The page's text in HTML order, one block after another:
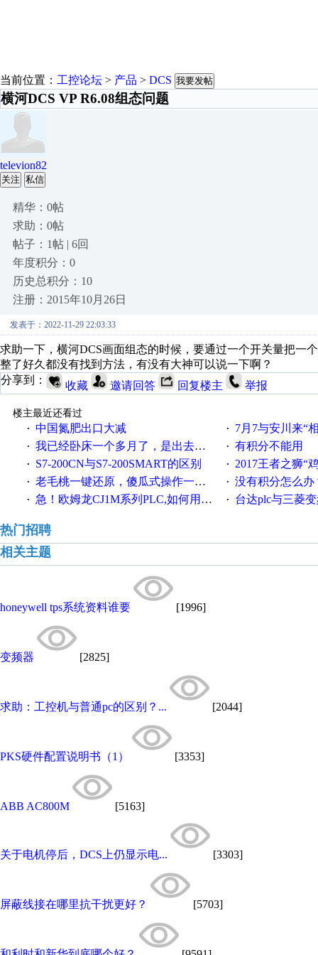
当前位置： 工控论坛 > 产品 > DCS 我要发帖
横河DCS VP R6.08组态问题
televion82
关注 私信
精华：0帖
求助：0帖
帖子：1帖 | 6回
年度积分：0
历史总积分：10
注册：2015年10月26日
发表于：2022-11-29 22:03:33
求助一下，横河DCS画面组态的时候，要通过一个开关量把一
整了好久都没有找到方法，有没有大神可以说一下啊？
分享到：
收藏 邀请回答 回复楼主 举报
楼主最近还看过
· 中国氮肥出口大减 · 7月7与安川来“
· 我已经卧床一个多月了，是出去安装机械手在高速遭遇车祸所致:大家工作都要特别注意啊 · 有积分不能用
· S7-200CN与S7-200SMART的区别 · 2017王者之狮“鸡”情签到
· 老毛桃一键还原，傻瓜式操作一键轻松备份还原；程序为向导式安装，一键即可实现自动备份或还原系统。 · 没有积分怎么办
· 急！欧姆龙CJ1M系列PLC,如何用时间控制变频器。要求时间在组态王中可以自由输入！拜托各位大神了！ · 台达plc与三菱
热门招聘
相关主题
honeywell tps系统资料谁要 [1996]
变频器 [2825]
求助：工控机与普通pc的区别？... [2044]
PKS硬件配置说明书（1） [3353]
ABB AC800M [5163]
关于电机停后，DCS上仍显示电... [3303]
屏蔽线接在哪里抗干扰更好？ [5703]